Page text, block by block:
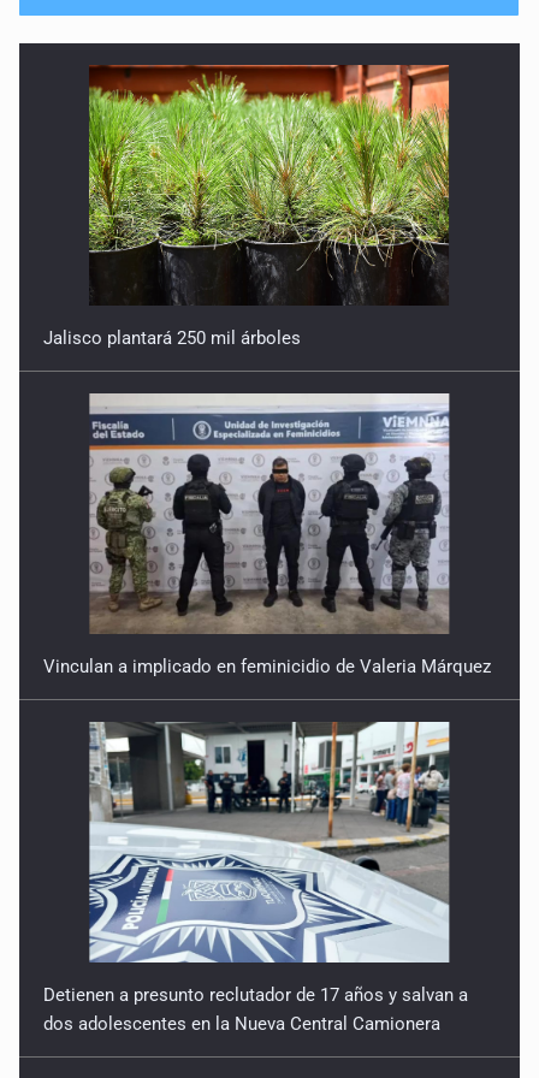
Jalisco plantará 250 mil árboles
Vinculan a implicado en feminicidio de Valeria Márquez
Detienen a presunto reclutador de 17 años y salvan a
dos adolescentes en la Nueva Central Camionera